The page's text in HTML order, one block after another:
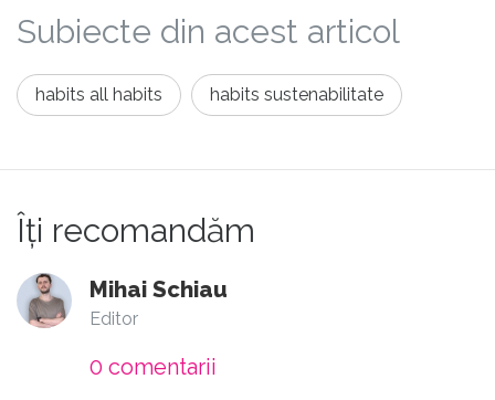
Subiecte din acest articol
habits all habits habits sustenabilitate
Îți recomandăm
Mihai Schiau
Editor
0 comentarii